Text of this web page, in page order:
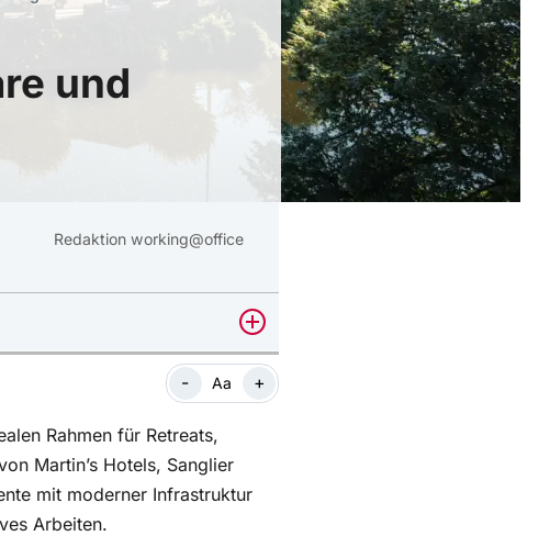
und
Redaktion working@office
- Aa +
Rahmen für Retreats,
Martin’s Hotels, Sanglier
mit moderner Infrastruktur
Arbeiten.